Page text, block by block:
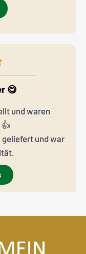
😋
und waren
geliefert und war